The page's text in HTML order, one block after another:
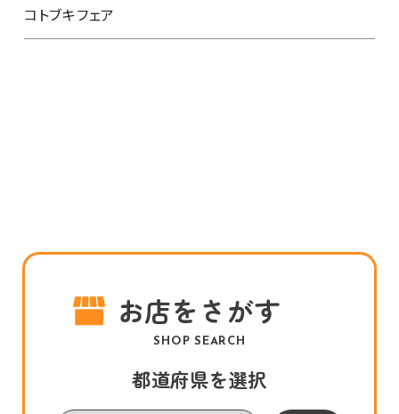
コトブキフェア
お店をさがす
SHOP SEARCH
都道府県を選択